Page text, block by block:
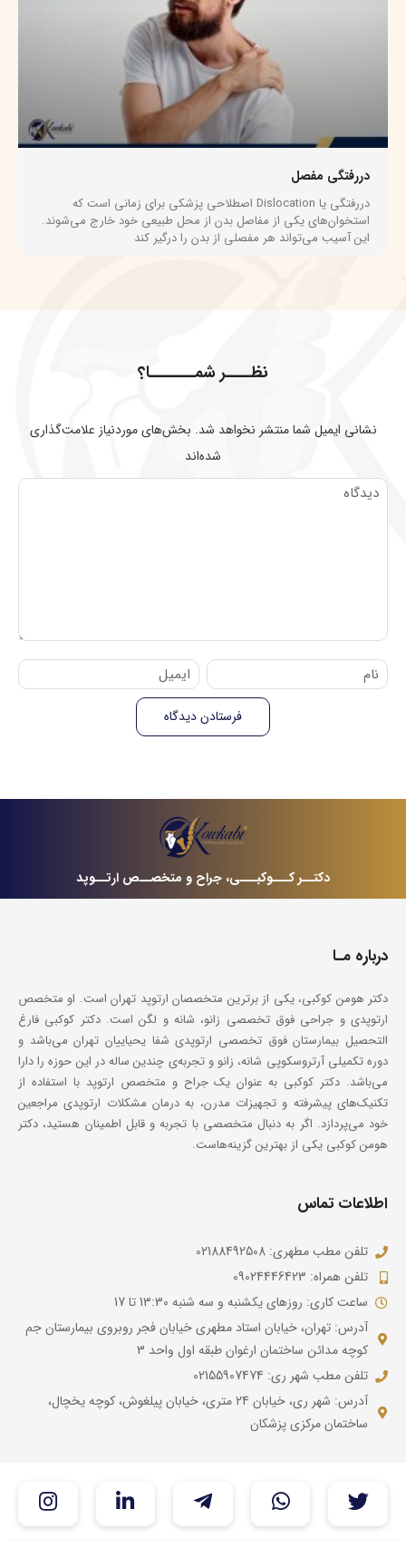
دررفتگی مفصل
دررفتگی یا Dislocation اصطلاحی پزشکی برای زمانی است که
استخوان‌های یکی از مفاصل بدن از محل طبیعی خود خارج می‌شوند.
این آسیب می‌تواند هر مفصلی از بدن را درگیر کند
نظــــر شمـــــــا؟
نشانی ایمیل شما منتشر نخواهد شد. بخش‌های موردنیاز علامت‌گذاری
شده‌اند
دیدگاه
نام ایمیل
دکتــر کـــوکبـــی، جراح و متخصــص ارتــوپد
درباره مـا
دکتر هومن کوکبی، یکی از برترین متخصصان ارتوپد تهران است. او متخصص
ارتوپدی و جراحی فوق تخصصی زانو، شانه و لگن است. دکتر کوکبی فارغ
التحصیل بیمارستان فوق تخصصی ارتوپدی شفا یحیاییان تهران می‌باشد و
دوره تکمیلی آرتروسکوپی شانه، زانو و تجربه‌ی چندین ساله در این حوزه را دارا
می‌باشد. دکتر کوکبی به عنوان یک جراح و متخصص ارتوپد با استفاده از
تکنیک‌های پیشرفته و تجهیزات مدرن، به درمان مشکلات ارتوپدی مراجعین
خود می‌پردازد. اگر به دنبال متخصصی با تجربه و قابل اطمینان هستید، دکتر
هومن کوکبی یکی از بهترین گزینه‌هاست.
اطلاعات تماس
تلفن مطب مطهری: 02188492508
تلفن همراه: 09024446423
ساعت کاری: روزهای یکشنبه و سه شنبه 13:30 تا 17
آدرس: تهران، خیابان استاد مطهری خیابان فجر روبروی بیمارستان جم
کوچه مدائن ساختمان ارغوان طبقه اول واحد 3
تلفن مطب شهر ری: 02155907474
آدرس: شهر ری، خیابان 24 متری، خیابان پیلغوش، کوچه یخچال،
ساختمان مرکزی پزشکان